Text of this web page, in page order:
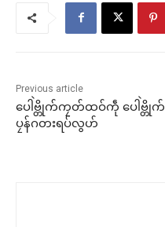
Previous article
ပေါဲဗ္တိုက်ကၠတ်ထဝ်ကဵု ပေါဲဗ္တိုက်
ပၠန်ဂတးရပ်လွဟ်